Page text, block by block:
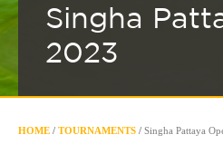
Singha
2023
HOME / TOURNAMENTS / Singha Pattaya